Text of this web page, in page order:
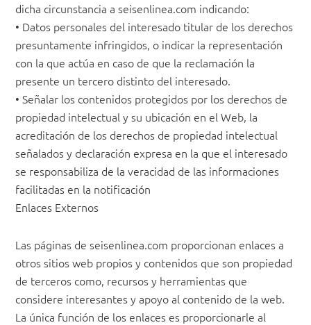
dicha circunstancia a seisenlinea.com indicando:
• Datos personales del interesado titular de los derechos
presuntamente infringidos, o indicar la representación
con la que actúa en caso de que la reclamación la
presente un tercero distinto del interesado.
• Señalar los contenidos protegidos por los derechos de
propiedad intelectual y su ubicación en el Web, la
acreditación de los derechos de propiedad intelectual
señalados y declaración expresa en la que el interesado
se responsabiliza de la veracidad de las informaciones
facilitadas en la notificación
Enlaces Externos
Las páginas de seisenlinea.com proporcionan enlaces a
otros sitios web propios y contenidos que son propiedad
de terceros como, recursos y herramientas que
considere interesantes y apoyo al contenido de la web.
La única función de los enlaces es proporcionarle al